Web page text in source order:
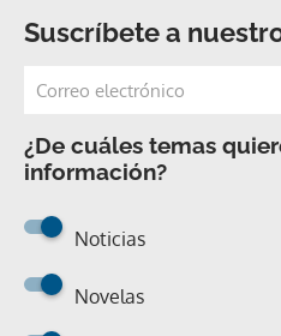
Suscríbete a
¿De cuáles temas
información?
Noticias
Novelas